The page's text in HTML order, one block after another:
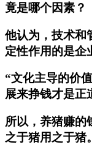
竟是哪个因素？
他认为，技术和
定性作用的是企
“文化主导的价
展来挣钱才是正
所以，养猪赚的
之于猪用之于猪。